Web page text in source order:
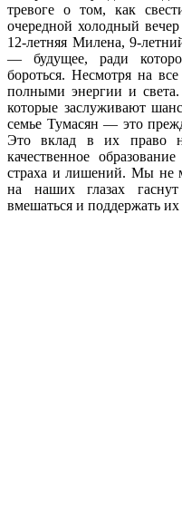
тревоге о том, как
очередной холодный
12-летняя Милена, 9-
— будущее, ради
бороться. Несмотря на
полными энергии и
которые заслуживают
семье Тумасян — это
Это вклад в их право
качественное
страха и лишений. Мы не
на наших глазах
вмешаться и поддержать их